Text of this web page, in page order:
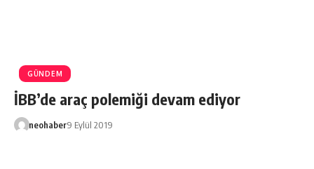
GÜNDEM
İBB’de araç polemiği devam ediyor
neohaber9 Eylül 2019